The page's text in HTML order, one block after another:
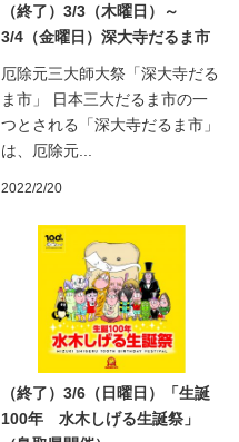
（終了）3/3（木曜日）～
3/4（金曜日）深大寺だるま市
厄除元三大師大祭「深大寺だる
ま市」 日本三大だるま市の一
つとされる「深大寺だるま市」
は、厄除元...
2022/2/20
（終了）3/6（日曜日）「生誕
100年 水木しげる生誕祭」